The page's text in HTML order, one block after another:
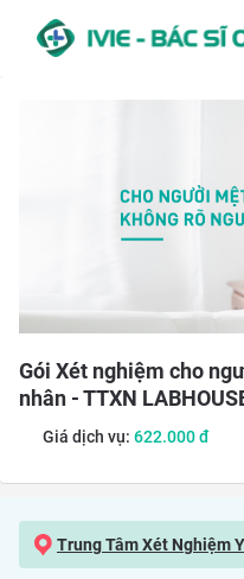
Gói Xét nghiệm cho
nhân - TTXN
Giá dịch vụ: 622.000đ
Trung Tâm Xét Nghiệm